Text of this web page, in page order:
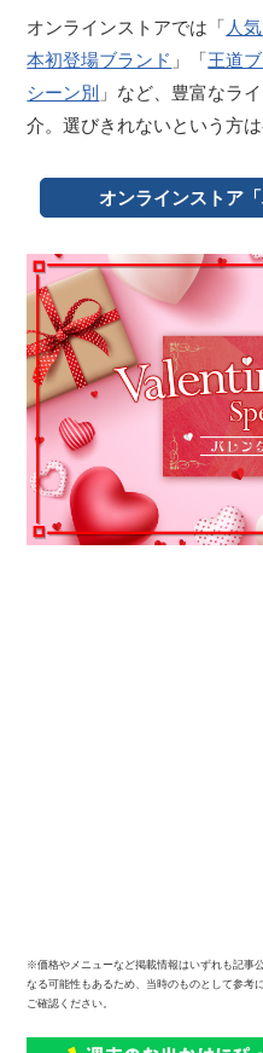
オンラインストアでは「 人
本初登場ブランド 」「王道
シーン別 」など、豊富なラ
介。選びきれないという方は
オンラインストア
※価格やメニューなど掲載情報はいずれも記事
なる可能性もあるため、当時のものとして参考
ご確認ください。